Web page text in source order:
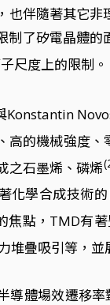
也伴隨著其它
制了矽電晶體
尺度上的限制。
高的機械強度
之石墨烯、磷烯
化學合成技術
焦點，TMD有
堆疊吸引等，
導體場效遷移